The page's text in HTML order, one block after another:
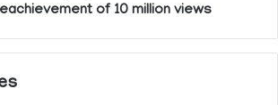
of 10 million views